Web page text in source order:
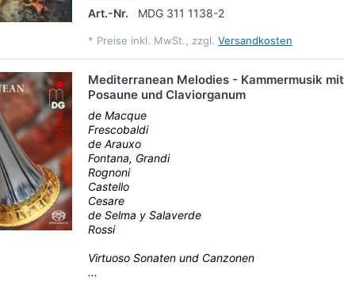
Art.-Nr.
MDG 311 1138-2
* Preise inkl. MwSt., zzgl. Versandkosten
Mediterranean Melodies - Kammermusik mit
Posaune und Claviorganum
de Macque
Frescobaldi
de Arauxo
Fontana, Grandi
Rognoni
Castello
Cesare
de Selma y Salaverde
Rossi
Virtuoso Sonaten und Canzonen
...